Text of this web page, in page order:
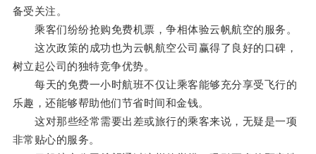
备受关注。
乘客们纷纷抢购免费机票，争相体验云帆航空的服务。
这次政策的成功也为云帆航空公司赢得了良好的口碑，
树立起公司的独特竞争优势。
每天的免费一小时航班不仅让乘客能够充分享受飞行的
乐趣，还能够帮助他们节省时间和金钱。
这对那些经常需要出差或旅行的乘客来说，无疑是一项
非常贴心的服务。